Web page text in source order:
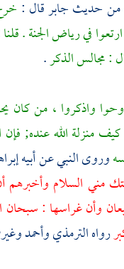
من حديثجابرقال :
في رياض الجنة .
: مجالس الذكر.
واذكروا ، من كان
منزلة الله عنده; فإن
وروى النبي عن أبيه
مني السلام وأخبرهم أن
وأن غراسها : سبحان
رواهالترمذيوأحمد